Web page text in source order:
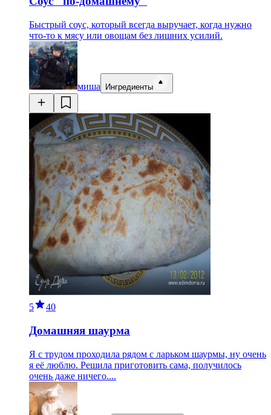
Быстрый соус, который всегда выручает, когда нужно
что-то к мясу или овощам без лишних усилий.
миша Ингредиенты
5 40
Домашняя шаурма
Я с трудом проходила рядом с ларьком шаурмы, ну очень
я её люблю. Решила приготовить сама, получилось
очень даже ничего....